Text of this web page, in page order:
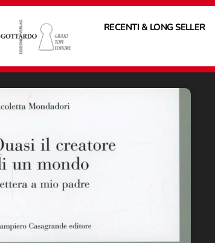
RECENTI & LONG SELLER